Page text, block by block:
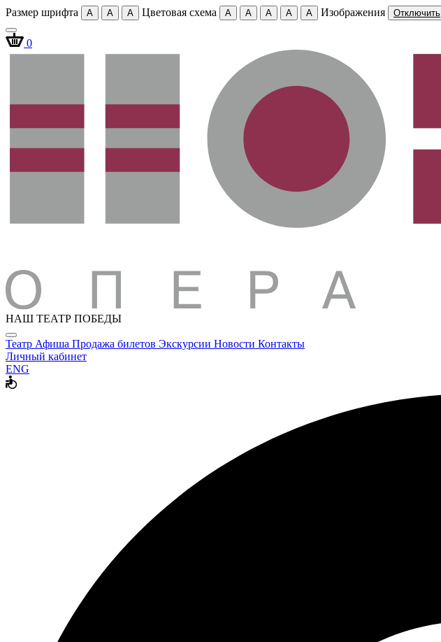
Размер шрифта A A A Цветовая схема A A A A A Изображения Отключить
0
НАШ ТЕАТР ПОБЕДЫ
Театр Афиша Продажа билетов Экскурсии Новости Контакты
Личный кабинет
ENG